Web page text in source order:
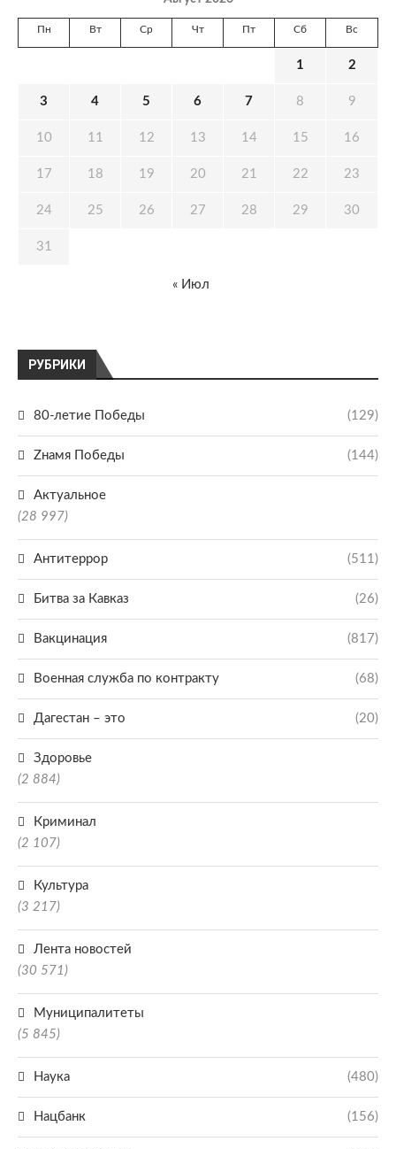
РУБРИКИ
80-летие Победы (129)
Zнамя Победы (144)
Актуальное
(28 997)
Антитеррор (511)
Битва за Кавказ (26)
Вакцинация (817)
Военная служба по контракту (68)
Дагестан – это (20)
Здоровье
(2 884)
Криминал
(2 107)
Культура
(3 217)
Лента новостей
(30 571)
Муниципалитеты
(5 845)
Наука (480)
Нацбанк (156)
Пн Вт Ср Чт Пт Сб Вс
1 2
3 4 5 6 7 8 9
10 11 12 13 14 15 16
17 18 19 20 21 22 23
24 25 26 27 28 29 30
31
« Июл